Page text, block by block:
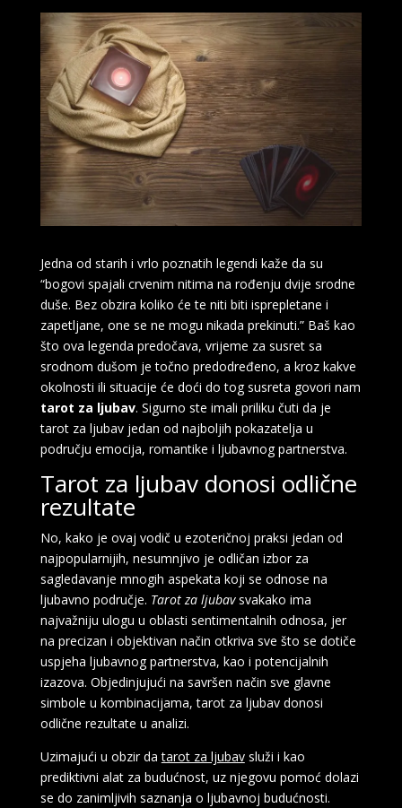
Jedna od starih i vrlo poznatih legendi kaže da su
“bogovi spajali crvenim nitima na rođenju dvije srodne
duše. Bez obzira koliko će te niti biti isprepletane i
zapetljane, one se ne mogu nikada prekinuti.” Baš kao
što ova legenda predočava, vrijeme za susret sa
srodnom dušom je točno predodređeno, a kroz kakve
okolnosti ili situacije će doći do tog susreta govori nam
tarot za ljubav. Sigurno ste imali priliku čuti da je
tarot za ljubav jedan od najboljih pokazatelja u
području emocija, romantike i ljubavnog partnerstva.
Tarot za ljubav donosi odlične
rezultate
No, kako je ovaj vodič u ezoteričnoj praksi jedan od
najpopularnijih, nesumnjivo je odličan izbor za
sagledavanje mnogih aspekata koji se odnose na
ljubavno područje. Tarot za ljubavsvakako ima
najvažniju ulogu u oblasti sentimentalnih odnosa, jer
na precizan i objektivan način otkriva sve što se dotiče
uspjeha ljubavnog partnerstva, kao i potencijalnih
izazova. Objedinjujući na savršen način sve glavne
simbole u kombinacijama, tarot za ljubav donosi
odlične rezultate u analizi.
Uzimajući u obzir datarot za ljubavsluži i kao
prediktivni alat za budućnost, uz njegovu pomoć dolazi
se do zanimljivih saznanja o ljubavnoj budućnosti.